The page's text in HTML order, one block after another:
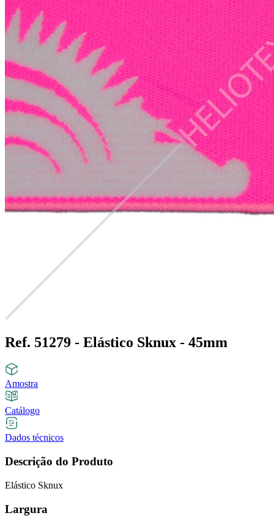
Ref. 51279 - Elástico Sknux - 45mm
Amostra
Catálogo
Dados técnicos
Descrição do Produto
Elástico Sknux
Largura